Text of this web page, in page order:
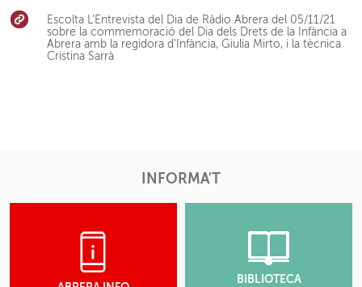
Escolta L'Entrevista del Dia de Ràdio Abrera del 05/11/21
sobre la commemoració del Dia dels Drets de la Infància a
Abrera amb la regidora d'Infància, Giulia Mirto, i la tècnica
Cristina Sarrà
INFORMA'T
BIBLIOTECA